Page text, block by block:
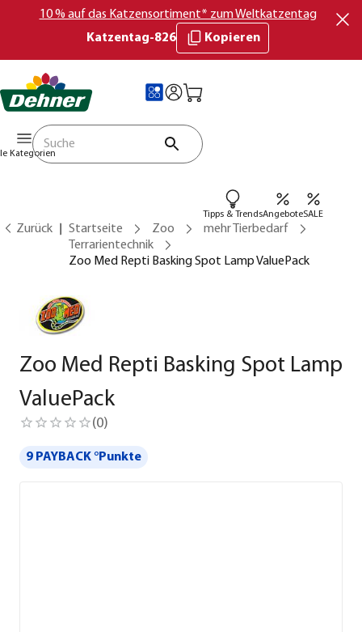
10 % auf das Katzensortiment* zum Weltkatzentag
Katzentag-826
Kopieren
Kategorien
Tipps & TrendsAngeboteSALE
Zurück Startseite Zoo
mehr Tierbedarf
Terrarientechnik
Zoo Med Repti Basking Spot Lamp ValuePack
Zoo Med Repti Basking Spot Lamp
ValuePack
(0)
9 PAYBACK °Punkte